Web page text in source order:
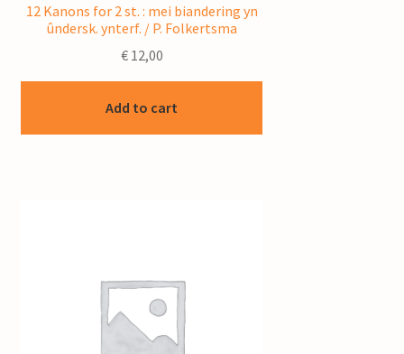
12 Kanons for 2 st. : mei biandering yn
ûndersk. ynterf. / P. Folkertsma
€12,00
Add to cart